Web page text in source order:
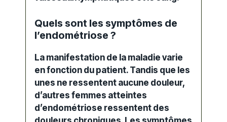
Quels sont les symptômes de
l’endométriose ?
La manifestation de la maladie varie
en fonction du patient. Tandis que les
unes ne ressentent aucune douleur,
d’autres femmes atteintes
d’endométriose ressentent des